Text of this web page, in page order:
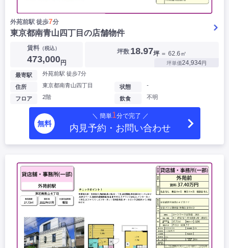
外苑前駅 徒歩7分
東京都南青山四丁目の店舗物件
賃料（税込）
473,000円
坪数 18.97坪 ＝ 62.6㎡
坪単価24,934円
最寄駅 外苑前駅 徒歩7分
住所 東京都南青山四丁目
フロア 2階
状態 -
飲食 不明
無料
＼ 簡単1分で完了 ／
内見予約・お問い合わせ